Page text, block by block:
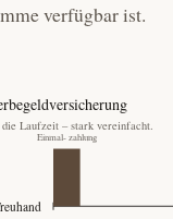
verfügbar ist.